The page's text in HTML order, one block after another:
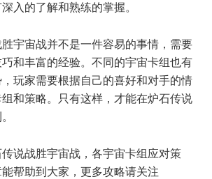
入的了解和熟练的掌握。
宇宙战并不是一件容易的事情，需要
和丰富的经验。不同的宇宙卡组也有
玩家需要根据自己的喜好和对手的情
和策略。只有这样，才能在炉石传说
传说战胜宇宙战，各宇宙卡组应对策
帮助到大家，更多攻略请关注